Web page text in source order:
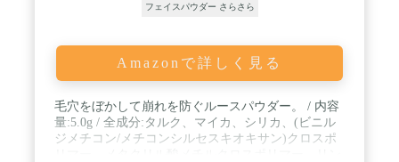
フェイスパウダー さらさら
Amazonで詳しく見る
毛穴をぼかして崩れを防ぐルースパウダー。 / 内容
量:5.0g / 全成分:タルク、マイカ、シリカ、(ビニル
ジメチコン/メチコンシルセスキオキサン)クロスポ